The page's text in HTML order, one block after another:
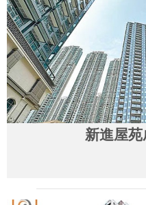
新進屋